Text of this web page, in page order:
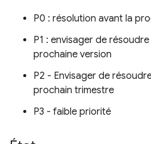
P0 : résolution avant la
P1 : envisager de
prochaine version
P2 - Envisager de
prochain trimestre
P3 - faible priorité